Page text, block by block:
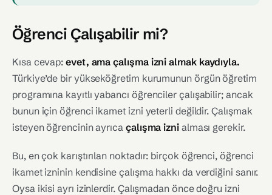
Öğrenci Çalışabilir mi?
Kısa cevap:evet, ama çalışma izni almak kaydıyla.
Türkiye’de bir yükseköğretim kurumunun örgün öğretim
programına kayıtlı yabancı öğrenciler çalışabilir; ancak
bunun için öğrenci ikamet izni yeterli değildir. Çalışmak
isteyen öğrencinin ayrıca çalışma iznialması gerekir.
Bu, en çok karıştırılan noktadır: birçok öğrenci, öğrenci
ikamet izninin kendisine çalışma hakkı da verdiğini sanır.
Oysa ikisi ayrı izinlerdir. Çalışmadan önce doğru izni